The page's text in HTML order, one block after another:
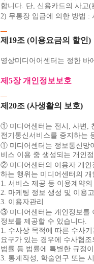
합니다. 단, 신용카드의 사고
2) 무통장 입금에 의한 방법 :
제19조 (이용요금의 할인)
영상미디어어센터는 정한 바
제5장 개인정보보호
제20조 (사생활의 보호)
① 미디어센터는 전시, 사변,
전기통신서비스를 중지하는
① 미디어센터는 정보통신망
비스 이용 중 생성되는 개인
② 미디어센터의 이용자 개인
하는 행위는 미디어센터의
1. 서비스 제공 등 이용계약의
2. 마케팅 정보 생성 및 이용
3. 이용자관리
③ 미디어센터는 개인정보를
정보를 제공할 수 있습니다.
1. 수사상 목적에 따른 수사
요구가 있는 경우에 수사협
법률 등 법률에 특별한 규정
3. 통계작성, 학술연구 또는